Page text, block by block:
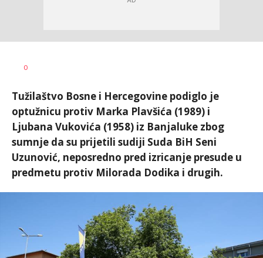
AUTOR
0
Tužilaštvo Bosne i Hercegovine podiglo je
optužnicu protiv Marka Plavšića (1989) i
Ljubana Vukovića (1958) iz Banjaluke zbog
sumnje da su prijetili sudiji Suda BiH Seni
Uzunović, neposredno pred izricanje presude u
predmetu protiv Milorada Dodika i drugih.